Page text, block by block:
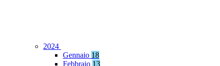
2024
Gennaio 18
Febbraio 13